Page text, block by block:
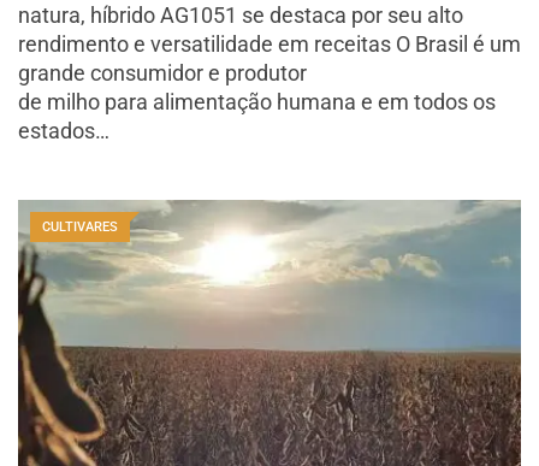
natura, híbrido AG1051 se destaca por seu alto
rendimento e versatilidade em receitas O Brasil é um
grande consumidor e produtor
de milho para alimentação humana e em todos os
estados…
CULTIVARES